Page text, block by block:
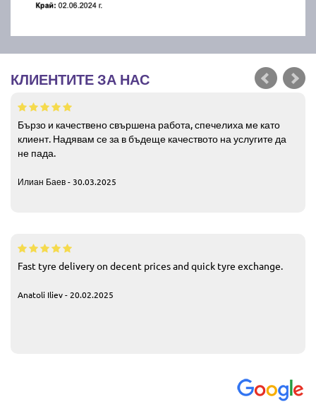
КЛИЕНТИТЕ ЗА НАС
Бързо и качествено свършена работа, спечелиха ме като
клиент. Надявам се за в бъдеще качеството на услугите да
не пада.
Илиан Баев - 30.03.2025
Fast tyre delivery on decent prices and quick tyre exchange.
Anatoli Iliev - 20.02.2025